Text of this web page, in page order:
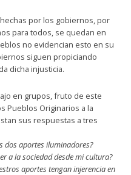
por los gobiernos, por
para todos, se quedan en
no evidencian esto en su
siguen propiciando
dicha injusticia.
en grupos, fruto de este
Pueblos Originarios a la
sus respuestas a tres
dos aportes iluminadores?
a la sociedad desde mi cultura?
aportes tengan injerencia en